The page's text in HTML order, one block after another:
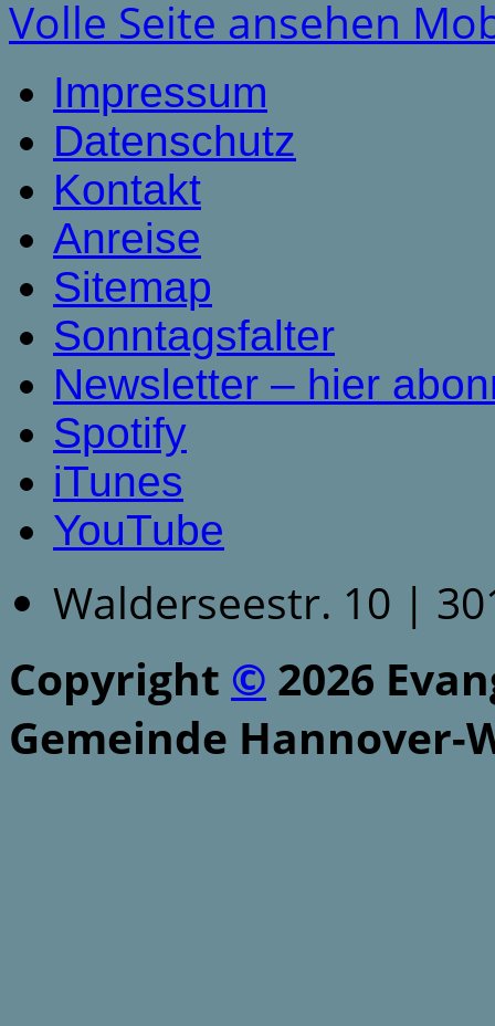
Volle Seite ansehen
Impressum
Datenschutz
Kontakt
Anreise
Sitemap
Sonntagsfalter
Newsletter – hier
Spotify
iTunes
YouTube
Walderseestr. 10 |
Copyright © 2026
Gemeinde Hannover-